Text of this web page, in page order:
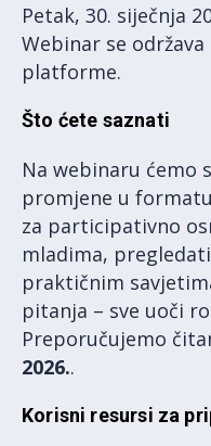
Petak, 30. siječnja
Webinar se
platforme.
Što ćete saznati
Na webinaru ćemo
promjene u
za participativno
mladima,
praktičnim
pitanja – sve uoči
Preporučujemo
2026..
Korisni resursi za